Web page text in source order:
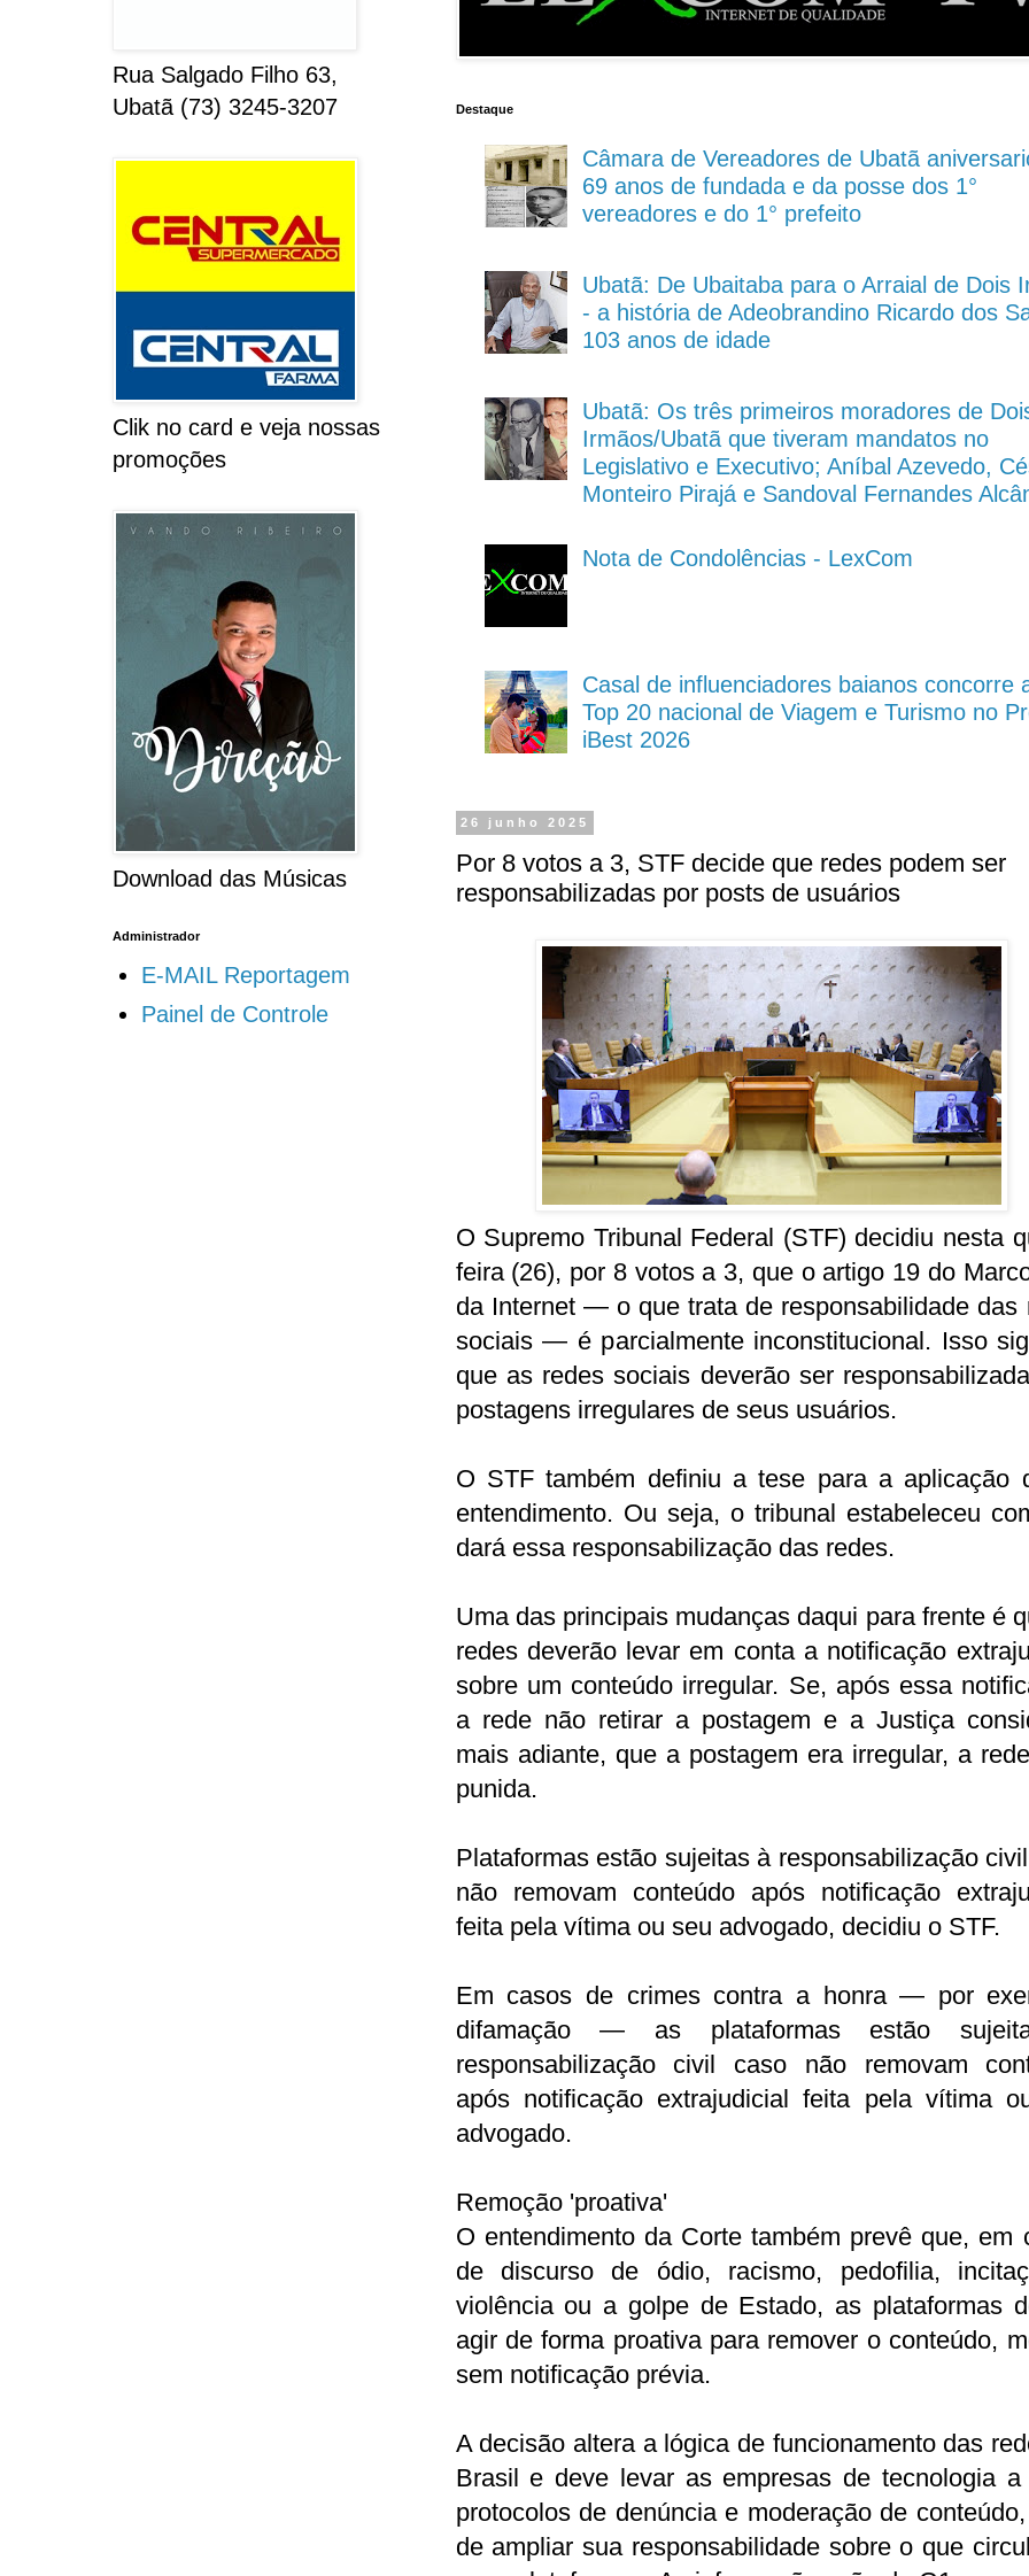
Destaque
Câmara de Vereadores de Ubatã
69 anos de fundada e da posse dos 1°
vereadores e do 1° prefeito
Ubatã: De Ubaitaba para o Arraial de Dois
- a história de Adeobrandino Ricardo dos
103 anos de idade
Ubatã: Os três primeiros moradores de
Irmãos/Ubatã que tiveram mandatos no
Legislativo e Executivo; Aníbal Azevedo,
Monteiro Pirajá e Sandoval Fernandes
Nota de Condolências - LexCom
Casal de influenciadores baianos concorre
Top 20 nacional de Viagem e Turismo no
iBest 2026
26 junho 2025
Por 8 votos a 3, STF decide que redes podem ser
responsabilizadas por posts de usuários
O Supremo Tribunal Federal (STF) decidiu nesta
feira (26), por 8 votos a 3, que o artigo 19 do
da Internet — o que trata de responsabilidade das
sociais — é parcialmente inconstitucional. Isso
que as redes sociais deverão ser
postagens irregulares de seus usuários.
O STF também definiu a tese para a aplicação
entendimento. Ou seja, o tribunal estabeleceu
dará essa responsabilização das redes.
Uma das principais mudanças daqui para frente é
redes deverão levar em conta a notificação
sobre um conteúdo irregular. Se, após essa
a rede não retirar a postagem e a Justiça
mais adiante, que a postagem era irregular, a
punida.
Plataformas estão sujeitas à responsabilização
não removam conteúdo após notificação
feita pela vítima ou seu advogado, decidiu o STF.
Em casos de crimes contra a honra — por
difamação — as plataformas estão
responsabilização civil caso não removam
após notificação extrajudicial feita pela vítima
advogado.
Remoção 'proativa'
O entendimento da Corte também prevê que, em
de discurso de ódio, racismo, pedofilia,
violência ou a golpe de Estado, as plataformas
agir de forma proativa para remover o conteúdo,
sem notificação prévia.
A decisão altera a lógica de funcionamento das
Brasil e deve levar as empresas de tecnologia a
protocolos de denúncia e moderação de
de ampliar sua responsabilidade sobre o que
Rua Salgado Filho 63,
Ubatã (73) 3245-3207
Clik no card e veja nossas
promoções
Download das Músicas
Administrador
E-MAIL Reportagem
Painel de Controle